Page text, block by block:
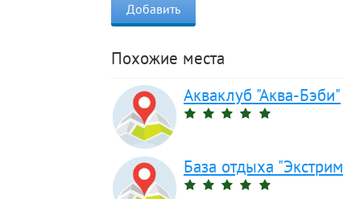
Похожие места
Акваклуб "Аква-Бэби"
База отдыха